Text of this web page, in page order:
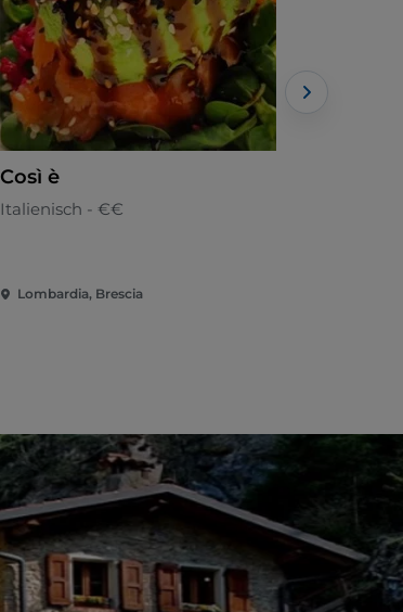
Così è
Italienisch - €€
Lombardia, Brescia